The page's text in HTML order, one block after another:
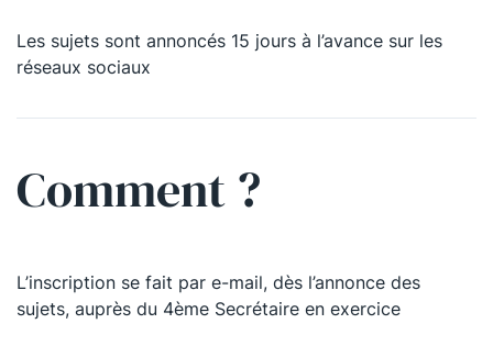
Les sujets sont annoncés 15 jours à l’avance sur les
réseaux sociaux
Comment ?
L’inscription se fait par e-mail, dès l’annonce des
sujets, auprès du 4ème Secrétaire en exercice
La soirée est annoncée 15 jours à l’avance sur les
Il est généralement nécessaire de s’inscrire via un lien